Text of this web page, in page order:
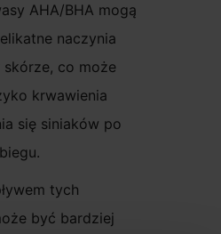
AHA/BHA mogą
naczynia
co może
krwawienia
się siniaków po
tych
być bardziej